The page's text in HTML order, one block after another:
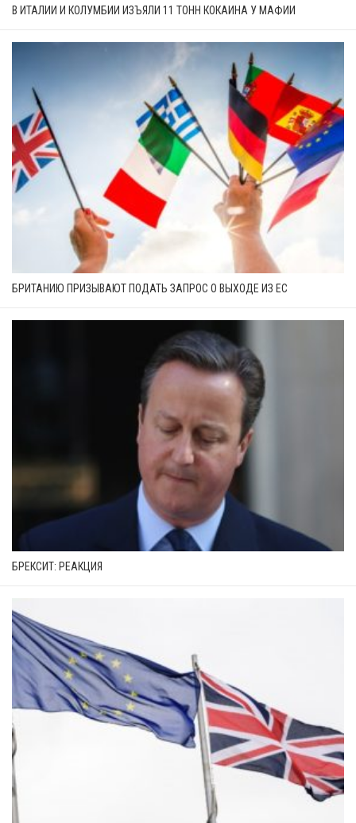
В ИТАЛИИ И КОЛУМБИИ ИЗЪЯЛИ 11 ТОНН КОКАИНА У МАФИИ
БРИТАНИЮ ПРИЗЫВАЮТ ПОДАТЬ ЗАПРОС О ВЫХОДЕ ИЗ ЕС
БРЕКСИТ: РЕАКЦИЯ